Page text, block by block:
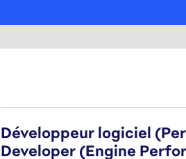
Développeur logiciel
Developer (Engine